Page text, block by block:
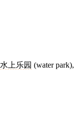
水上乐园 (water park),